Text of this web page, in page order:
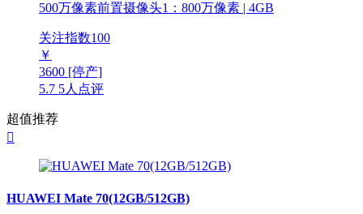
500万像素前置摄像头1：800万像素 | 4GB
关注指数100
￥
3600 [停产]
5.7 5人点评
超值推荐

HUAWEI Mate 70(12GB/512GB)